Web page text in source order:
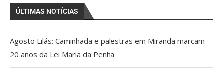
ÚLTIMAS NOTÍCIAS
Agosto Lilás: Caminhada e palestras em Miranda marcam
20 anos da Lei Maria da Penha